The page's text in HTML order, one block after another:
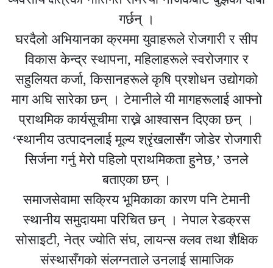
गर्छन् ।
घरदैलो अभियानका क्रममा युवाहरूले रोजगारी र सीप
विकास केन्द्र स्थापना, महिलाहरूले स्वरोजगार र
सहुलियत कर्जा, किसानहरूले कृषि प्रशोधन उद्योगको
माग अघि सारेका छन् । टेमानीले यी मागहरूलाई आफ्नो
प्राथमिक कार्यसूचीमा राख्ने आश्वासन दिएका छन् ।
‘स्थानीय उत्पादनलाई मूल्य श्रृंखलासँग जोडेर रोजगारी
सिर्जना गर्नु मेरो पहिलो प्राथमिकता हुनेछ,’ उनले
बताएका छन् ।
समाजसेवामा सक्रिय भूमिकाका कारण पनि टेमानी
स्थानीय समुदायमा परिचित छन् । नेपाल रेडक्रस
सोसाइटी, नेत्र ज्योति संघ, लायन्स क्लव तथा शैक्षिक
संस्थासँगको संलग्नताले उनलाई सामाजिक